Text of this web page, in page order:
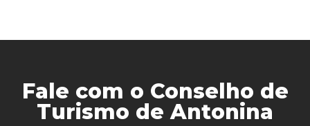
Fale com o Conselho de
Turismo de Antonina